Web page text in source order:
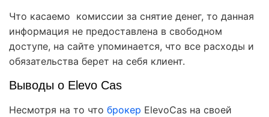
Что касаемо комиссии за снятие денег, то данная
информация не предоставлена в свободном
доступе, на сайте упоминается, что все расходы и
обязательства берет на себя клиент.
Выводы о Elevo Cas
Несмотря на то что брокер ElevoCas на своей